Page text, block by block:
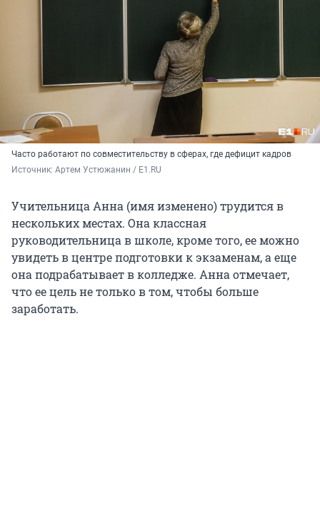
Часто работают по совместительству в сферах, где дефицит кадров
Источник: Артем Устюжанин / E1.RU
Учительница Анна (имя изменено) трудится в
нескольких местах. Она классная
руководительница в школе, кроме того, ее можно
увидеть в центре подготовки к экзаменам, а еще
она подрабатывает в колледже. Анна отмечает,
что ее цель не только в том, чтобы больше
заработать.